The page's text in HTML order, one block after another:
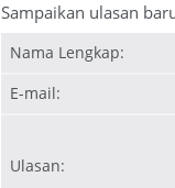
Sampaikan ulasan
Nama Lengkap:
E-mail:
Ulasan: